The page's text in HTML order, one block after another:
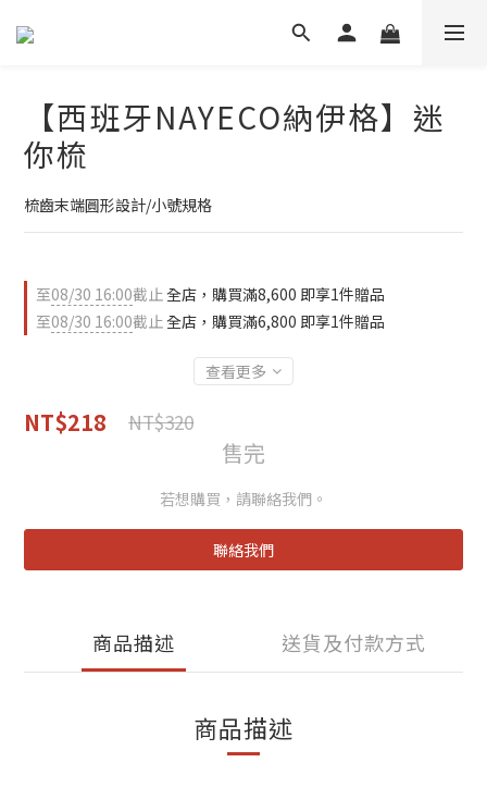
【西班牙NAYECO納伊格】迷
你梳
梳齒末端圓形設計/小號規格
至08/30 16:00截止全店，購買滿8,600 即享1件贈品
至08/30 16:00截止全店，購買滿6,800 即享1件贈品
查看更多
NT$218 NT$320
售完
若想購買，請聯絡我們。
聯絡我們
商品描述 送貨及付款方式
商品描述